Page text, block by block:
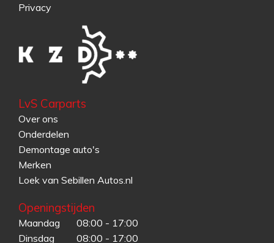
Privacy
LvS Carparts
Over ons
Onderdelen
Demontage auto's
Merken
Loek van Sebillen Autos.nl
Openingstijden
Maandag
08:00 - 17:00
Dinsdag
08:00 - 17:00